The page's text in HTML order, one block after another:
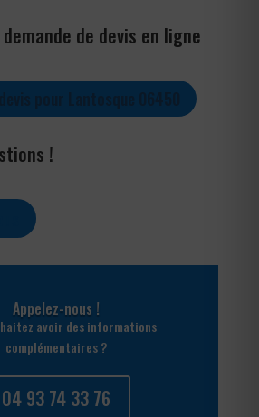
de devis en ligne
!
Appelez-nous !
avoir des informations
complémentaires ?
04 93 74 33 76